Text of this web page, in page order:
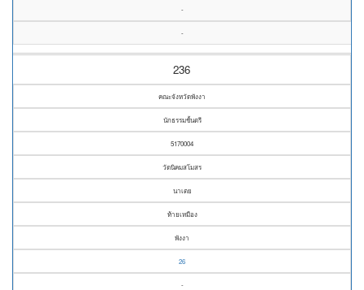
-
-
236
คณะจังหวัดพังงา
นักธรรมชั้นตรี
5170004
วัดนิคมสโมสร
นาเตย
ท้ายเหมือง
พังงา
26
-